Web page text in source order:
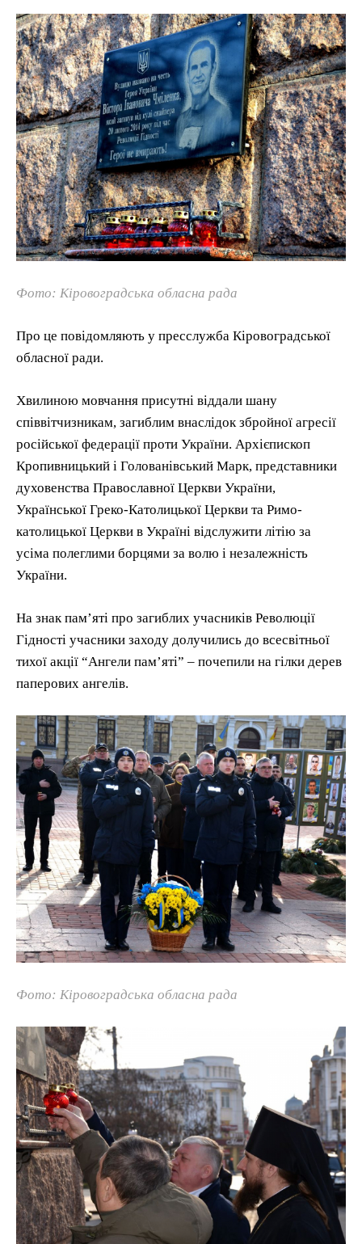
Фото: Кіровоградська обласна рада
Про це повідомляють у пресслужба Кіровоградської
обласної ради.
Хвилиною мовчання присутні віддали шану
співвітчизникам, загиблим внаслідок збройної агресії
російської федерації проти України. Архієпископ
Кропивницький і Голованівський Марк, представники
духовенства Православної Церкви України,
Української Греко-Католицької Церкви та Римо-
католицької Церкви в Україні відслужити літію за
усіма полеглими борцями за волю і незалежність
України.
На знак пам’яті про загиблих учасників Революції
Гідності учасники заходу долучились до всесвітньої
тихої акції “Ангели пам’яті” – почепили на гілки дерев
паперових ангелів.
Фото: Кіровоградська обласна рада